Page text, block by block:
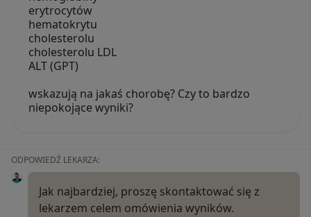
erytrocytów
hematokrytu
cholesterolu
cholesterolu LDL
ALT (GPT)
wskazują na jakaś chorobę? Czy to bardzo
niepokojące wyniki?
ODPOWIEDŹ LEKARZA:
Jak najbardziej, proszę skontaktować się z
lekarzem celem omówienia wyników.